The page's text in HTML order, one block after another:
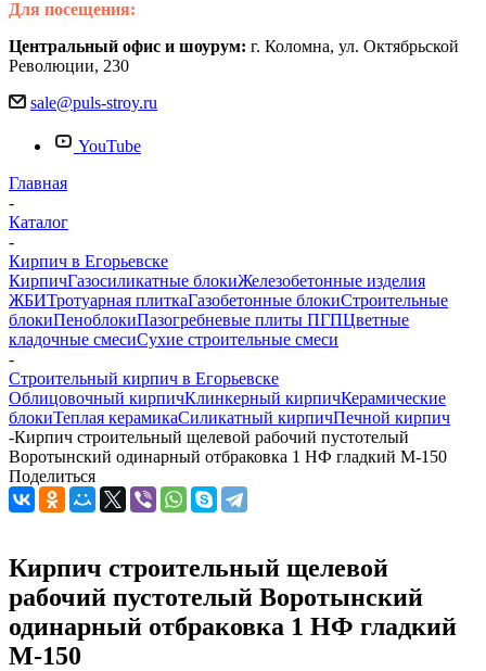
Для посещения:
Центральный офис и шоурум: г. Коломна, ул. Октябрьской
Революции, 230
sale@puls-stroy.ru
YouTube
Главная
-
Каталог
-
Кирпич в Егорьевске
КирпичГазосиликатные блокиЖелезобетонные изделия
ЖБИТротуарная плиткаГазобетонные блокиСтроительные
блокиПеноблокиПазогребневые плиты ПГПЦветные
кладочные смесиСухие строительные смеси
-
Строительный кирпич в Егорьевске
Облицовочный кирпичКлинкерный кирпичКерамические
блокиТеплая керамикаСиликатный кирпичПечной кирпич
-Кирпич строительный щелевой рабочий пустотелый
Воротынский одинарный отбраковка 1 НФ гладкий М-150
Поделиться
Кирпич строительный щелевой
рабочий пустотелый Воротынский
одинарный отбраковка 1 НФ гладкий
М-150